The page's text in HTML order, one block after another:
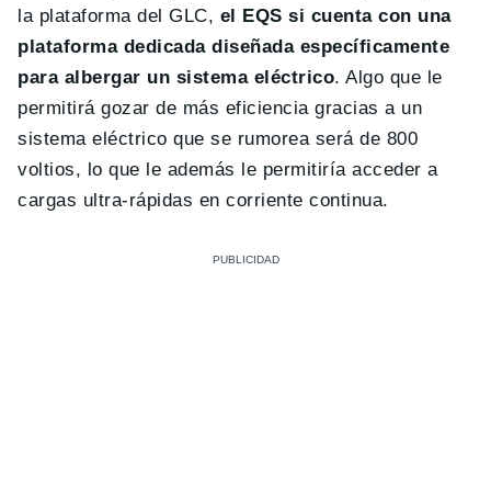
la plataforma del GLC, el EQS si cuenta con una
plataforma dedicada diseñada específicamente
para albergar un sistema eléctrico. Algo que le
permitirá gozar de más eficiencia gracias a un
sistema eléctrico que se rumorea será de 800
voltios, lo que le además le permitiría acceder a
cargas ultra-rápidas en corriente continua.